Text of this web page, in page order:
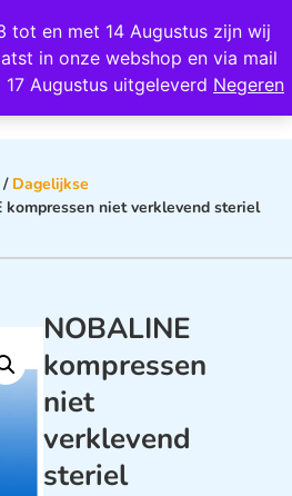
tot en met 14 Augustus zijn wij
in onze webshop en via mail
Augustus uitgeleverd Negeren
een 4,8 op Google
/ Dagelijkse
kompressen niet verklevend steriel
NOBALINE
kompressen
niet
verklevend
steriel